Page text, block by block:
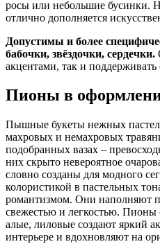
росы или небольшие бусинки.
отлично дополняется
Допустимы и более
бабочки, звёздочки, сердечки.
акцентами, так и
Пионы в
Пышные букеты нежных
махровых и немахровых
подобранных вазах –
них скрыто невероятное
словно созданы для модного
колористикой в пастельных
романтизмом. Они наполняют
свежестью и легкостью. Пионы
алые, лиловые создают яркий
интерьере и вдохновляют на